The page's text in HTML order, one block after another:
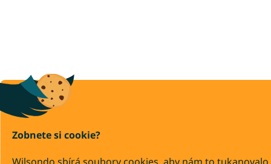
Zobnete si cookie?